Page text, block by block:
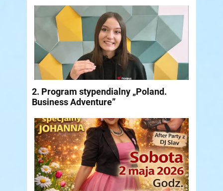
2. Program stypendialny „Poland.
Business Adventure”